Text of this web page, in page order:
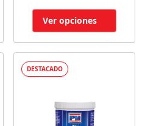
Ver opciones
DESTACADO